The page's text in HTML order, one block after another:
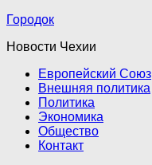
Городок
Новости Чехии
Европейский Союз
Внешняя политика
Политика
Экономика
Общество
Контакт